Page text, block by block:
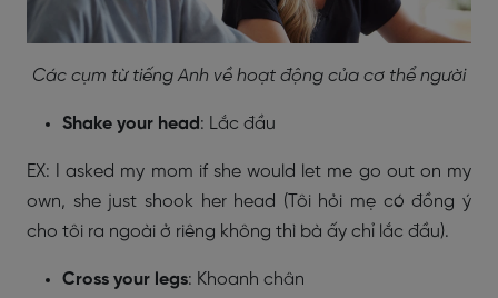
Các cụm từ tiếng Anh về hoạt động của cơ thể người
Shake your head: Lắc đầu
EX: I asked my mom if she would let me go out on my
own, she just shook her head (Tôi hỏi mẹ có đồng ý
cho tôi ra ngoài ở riêng không thì bà ấy chỉ lắc đầu).
Cross your legs: Khoanh chân